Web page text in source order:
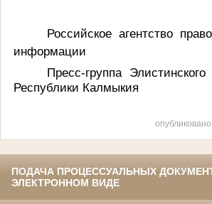
Российское агентство
информации
Пресс-группа Элистинского
Республики Калмыкия
ПОДАЧА ПРОЦЕССУАЛЬНЫХ
ЭЛЕКТРОННОМ ВИДЕ